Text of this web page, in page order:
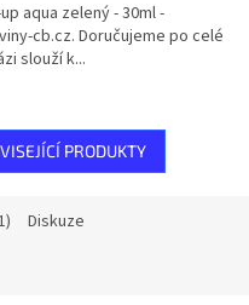
aqua zelený - 30ml -
cb.cz. Doručujeme po celé
slouží k...
PRODUKTY
Diskuze